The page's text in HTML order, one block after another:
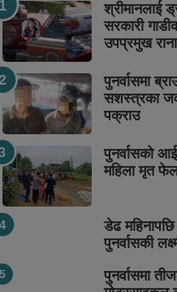
श्रीमानलाई
सरकारी
उपप्रमुख राना
पुनर्वासमा
सशस्त्रका
पक्राउ
पुनर्वासको
महिला मृत
डेढ
पुनर्वासकी
पुनर्वासमा